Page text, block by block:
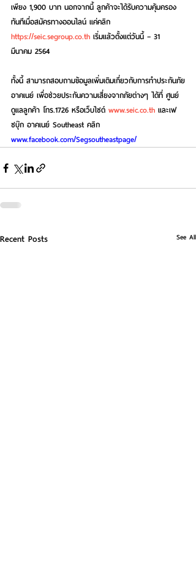
เพียง 1,900 บาท นอกจากนี้ ลูกค้าจะได้รับความคุ้มครอง
ทันทีเมื่อสมัครทางออนไลน์ แค่คลิก
https://seic.segroup.co.th เริ่มแล้วตั้งแต่วันนี้ – 31
มีนาคม 2564
ทั้งนี้ สามารถสอบถามข้อมูลเพิ่มเติมเกี่ยวกับการทำประกันภัย
อาคเนย์ เพื่อช่วยประกันความเสี่ยงจากภัยต่างๆ ได้ที่ ศูนย์
ดูแลลูกค้า โทร.1726 หรือเว็บไซต์ www.seic.co.th และเฟ
ซบุ๊ก อาคเนย์ Southeast คลิก
www.facebook.com/Segsoutheastpage/
Recent Posts See All